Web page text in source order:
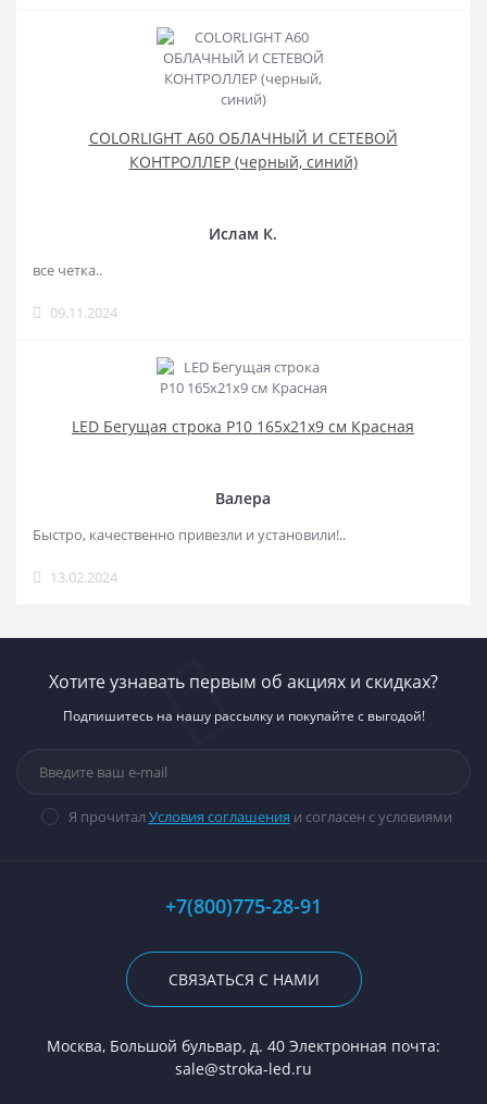
COLORLIGHT A60 ОБЛАЧНЫЙ И СЕТЕВОЙ
КОНТРОЛЛЕР (черный, синий)
Ислам К.
все четка..
09.11.2024
LED Бегущая строка Р10 165x21x9 см Красная
Валера
Быстро, качественно привезли и установили!..
13.02.2024
Хотите узнавать первым об акциях и скидках?
Подпишитесь на нашу рассылку и покупайте с выгодой!
Я прочитал Условия соглашения и согласен с условиями
+7(800)775-28-91
СВЯЗАТЬСЯ С НАМИ
Москва, Большой бульвар, д. 40 Электронная почта:
sale@stroka-led.ru